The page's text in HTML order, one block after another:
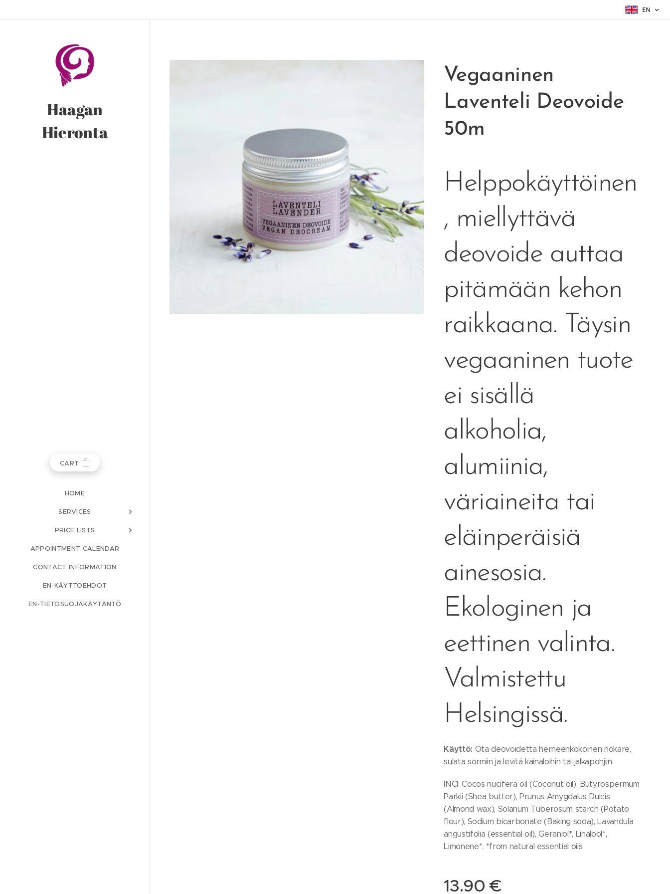
EN
Haagan
Hieronta
CART
HOME
SERVICES
PRICE LISTS
APPOINTMENT CALENDAR
CONTACT INFORMATION
EN-KÄYTTÖEHDOT
EN-TIETOSUOJAKÄYTÄNTÖ
Vegaaninen
Laventeli Deovoide
50m
Helppokäyttöinen
, miellyttävä
deovoide auttaa
pitämään kehon
raikkaana. Täysin
vegaaninen tuote
ei sisällä
alkoholia,
alumiinia,
väriaineita tai
eläinperäisiä
ainesosia.
Ekologinen ja
eettinen valinta.
Valmistettu
Helsingissä.
Käyttö: Ota deovoidetta herneenkokoinen nokare,
sulata sormiin ja levitä kainaloihin tai jalkapohjiin.
INCI: Cocos nucifera oil (Coconut oil), Butyrospermum
Parkii (Shea butter), Prunus Amygdalus Dulcis
(Almond wax), Solanum Tuberosum starch (Potato
flour), Sodium bicarbonate (Baking soda), Lavandula
angustifolia (essential oil), Geraniol*, Linalool*,
Limonene*. *from natural essential oils
13.90 €